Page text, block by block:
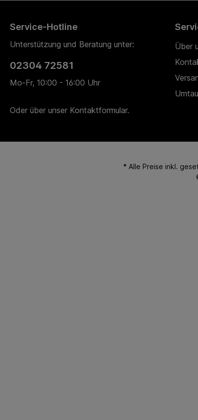
Service-Hotline
Unterstützung und Beratung unter:
02304 72581
Mo-Fr, 10:00 - 16:00 Uhr
Oder über unser Kontaktformular.
Über
* Alle Preise inkl.